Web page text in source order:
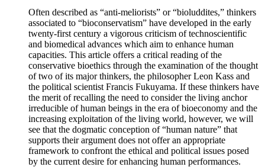
Often described as “anti-meliorists” or “bioluddites,” thinkers
associated to “bioconservatism” have developed in the early
twenty-first century a vigorous criticism of technoscientific
and biomedical advances which aim to enhance human
capacities. This article offers a critical reading of the
conservative bioethics through the examination of the thought
of two of its major thinkers, the philosopher Leon Kass and
the political scientist Francis Fukuyama. If these thinkers have
the merit of recalling the need to consider the living anchor
irreducible of human beings in the era of bioeconomy and the
increasing exploitation of the living world, however, we will
see that the dogmatic conception of “human nature” that
supports their argument does not offer an appropriate
framework to confront the ethical and political issues posed
by the current desire for enhancing human performances.